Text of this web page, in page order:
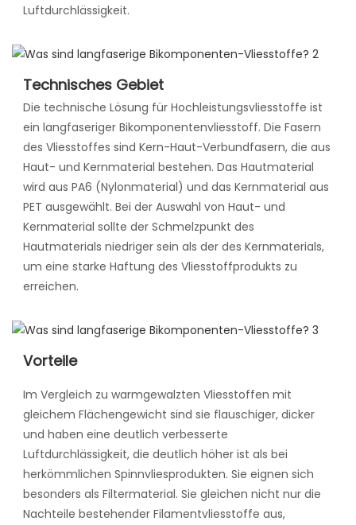
Luftdurchlässigkeit.
Technisches Gebiet
Die technische Lösung für Hochleistungsvliesstoffe ist
ein langfaseriger Bikomponentenvliesstoff. Die Fasern
des Vliesstoffes sind Kern-Haut-Verbundfasern, die aus
Haut- und Kernmaterial bestehen. Das Hautmaterial
wird aus PA6 (Nylonmaterial) und das Kernmaterial aus
PET ausgewählt. Bei der Auswahl von Haut- und
Kernmaterial sollte der Schmelzpunkt des
Hautmaterials niedriger sein als der des Kernmaterials,
um eine starke Haftung des Vliesstoffprodukts zu
erreichen.
Vorteile
Im Vergleich zu warmgewalzten Vliesstoffen mit
gleichem Flächengewicht sind sie flauschiger, dicker
und haben eine deutlich verbesserte
Luftdurchlässigkeit, die deutlich höher ist als bei
herkömmlichen Spinnvliesprodukten. Sie eignen sich
besonders als Filtermaterial. Sie gleichen nicht nur die
Nachteile bestehender Filamentvliesstoffe aus,